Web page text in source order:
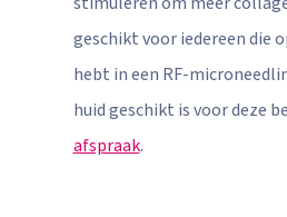
geschikt voor iedereen die
hebt in een RF-
huid geschikt is voor deze
afspraak.